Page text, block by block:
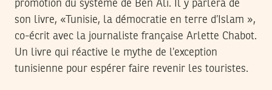
promotion du système de Ben Ali. Il y parlera de
son livre, «Tunisie, la démocratie en terre d’Islam »,
co-écrit avec la journaliste française Arlette Chabot.
Un livre qui réactive le mythe de l’exception
tunisienne pour espérer faire revenir les touristes.